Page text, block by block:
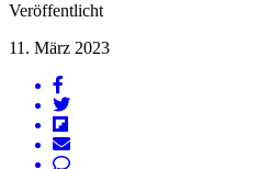
Veröffentlicht
11. März 2023